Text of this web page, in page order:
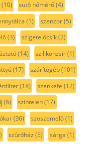
(10) sutő hőmérő(4)
(1) szenzor(5)
(3) szigetelőcsík(2)
(14) szilikonzsír(1)
(17) szárítógép(101)
(18) szénkefe (12)
(6) színtelen(17)
(36) szöszemelő(1)
szűrőház (5) sárga (1)